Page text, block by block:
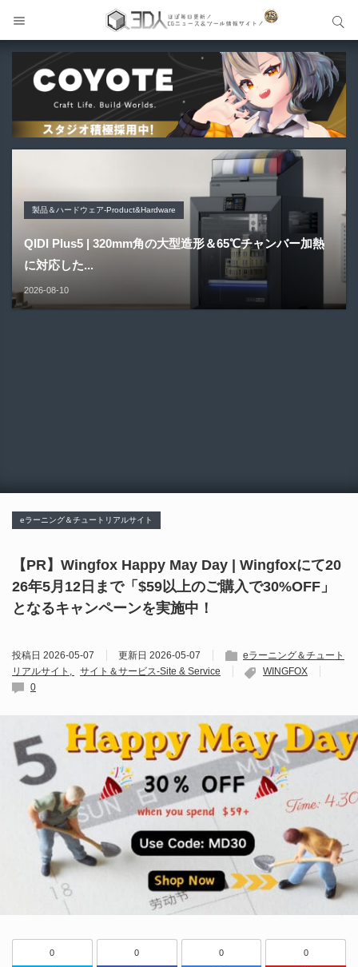
製品＆ハードウェア-Product&Hardware
QIDI Plus5 | 320mm角の大型造形＆65℃チャンバー加熱
に対応した...
2026-08-10
Unity アセット
NonToon - lilToon開発者による新たなキャラクター向け
シェーダー！...
2026-08-09
Unity アセット
MingToon | 影・逆光・深度表現にこだわったVRChat＆
Warudo向...
2026-08-09
Blender アドオン
FreePencil2 | 榊正宗氏による輪郭線描画Blenderアドオ
ンの新バ...
2026-08-09
メイキング
GPT-Live × UE5 VR | 会話して触れて反応するAIキャラク
ター！...
2026-08-09
eラーニング＆チュートリアルサイト
【PR】Wingfox Happy May Day | Wingfoxにて20
26年5月12日まで「$59以上のご購入で30%OFF」
となるキャンペーンを実施中！
投稿日 2026-05-07 更新日 2026-05-07
eラーニング＆チュート
リアルサイト
サイト＆サービス-Site & Service
WINGFOX
0
0 0 0 0
サイト内検索